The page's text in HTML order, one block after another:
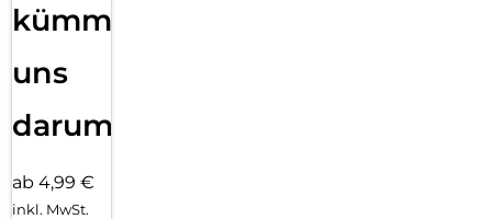
kümmern
uns
darum!
ab 4,99 €
inkl. MwSt.